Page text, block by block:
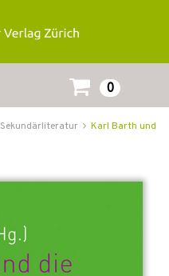
0
Sekundärliteratur
Karl Barth und